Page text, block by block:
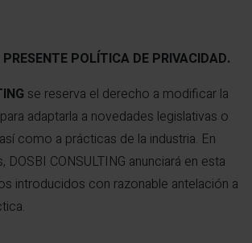
POLÍTICA DE PRIVACIDAD.
se reserva el derecho a modificar la
adaptarla a novedades legislativas o
como a prácticas de la industria. En
CONSULTING anunciará en esta
introducidos con razonable antelación a